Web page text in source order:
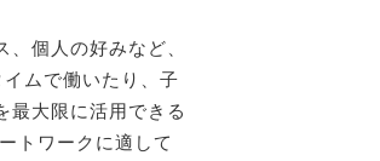
個人の好みなど、
ムで働いたり、子
最大限に活用できる
トワークに適して